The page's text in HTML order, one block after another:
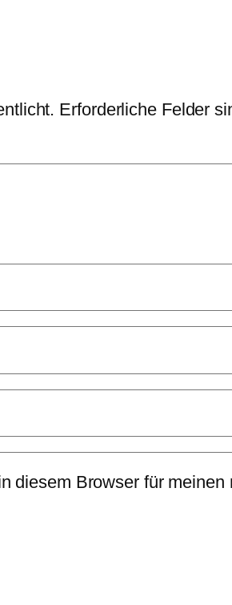
Erforderliche Felder
diesem Browser für